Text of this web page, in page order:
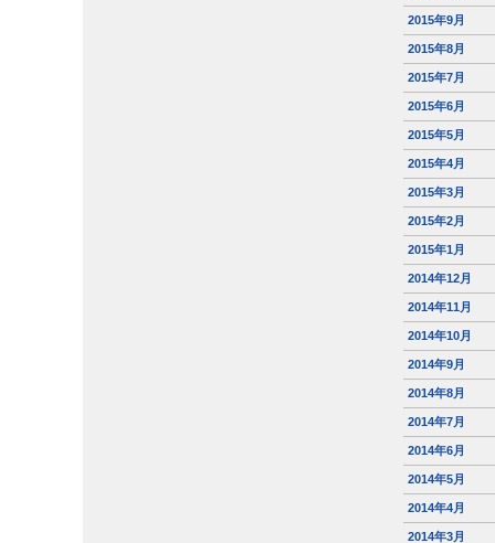
2015年9月
2015年8月
2015年7月
2015年6月
2015年5月
2015年4月
2015年3月
2015年2月
2015年1月
2014年12月
2014年11月
2014年10月
2014年9月
2014年8月
2014年7月
2014年6月
2014年5月
2014年4月
2014年3月